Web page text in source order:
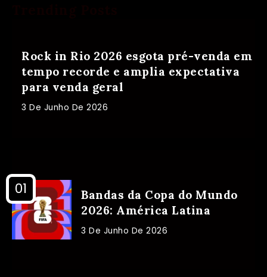
Rock in Rio 2026 esgota pré-venda em
tempo recorde e amplia expectativa
para venda geral
3 De Junho De 2026
Bandas da Copa do Mundo
2026: América Latina
3 De Junho De 2026